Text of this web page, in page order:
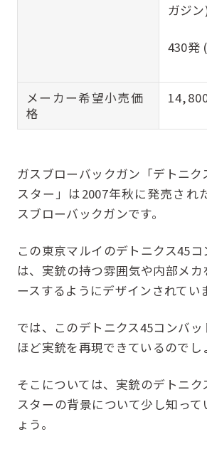
ガジ
430発
メーカー希望小売価
格
ガスブローバックガン「デトニク
スター」は2007年秋に発売され
スブローバックガンです。
この東京マルイのデトニクス45
は、実銃の持つ雰囲気や内部メ
ースするようにデザインされてい
では、このデトニクス45コンバ
ほど実銃を再現できているのでし
そこについては、実銃のデトニ
スターの背景について少し知っ
ょう。